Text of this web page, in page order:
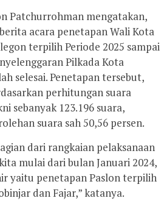
Patchurrohman mengatakan,
acara penetapan Wali Kota
terpilih Periode 2025 sampai
Pilkada Kota
selesai. Penetapan tersebut,
perhitungan suara
sebanyak 123.196 suara,
suara sah 50,56 persen.
dari rangkaian pelaksanaan
mulai dari bulan Januari 2024,
yaitu penetapan Paslon terpilih
dan Fajar,” katanya.